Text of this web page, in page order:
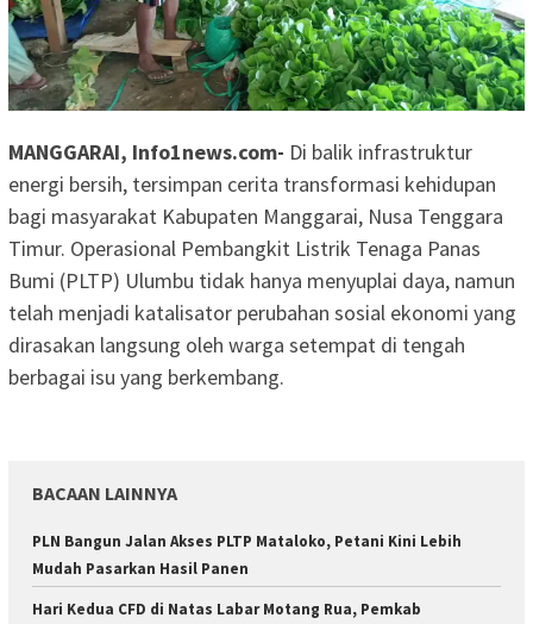
MANGGARAI, Info1news.com- Di balik infrastruktur
energi bersih, tersimpan cerita transformasi kehidupan
bagi masyarakat Kabupaten Manggarai, Nusa Tenggara
Timur. Operasional Pembangkit Listrik Tenaga Panas
Bumi (PLTP) Ulumbu tidak hanya menyuplai daya, namun
telah menjadi katalisator perubahan sosial ekonomi yang
dirasakan langsung oleh warga setempat di tengah
berbagai isu yang berkembang.
BACAAN LAINNYA
PLN Bangun Jalan Akses PLTP Mataloko, Petani Kini Lebih
Mudah Pasarkan Hasil Panen
Hari Kedua CFD di Natas Labar Motang Rua, Pemkab